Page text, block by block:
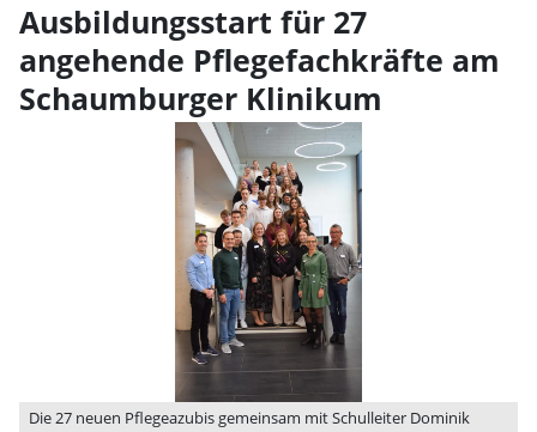
Ausbildungsstart für 27
angehende Pflegefachkräfte am
Schaumburger Klinikum
Die 27 neuen Pflegeazubis gemeinsam mit Schulleiter Dominik